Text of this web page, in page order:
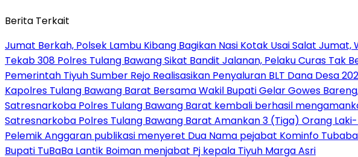
Berita Terkait
Jumat Berkah, Polsek Lambu Kibang Bagikan Nasi Kotak Usai Salat
Tekab 308 Polres Tulang Bawang Sikat Bandit Jalanan, Pelaku Curas Tak
Pemerintah Tiyuh Sumber Rejo Realisasikan Penyaluran BLT Dana Desa
Kapolres Tulang Bawang Barat Bersama Wakil Bupati Gelar Gowes
Satresnarkoba Polres Tulang Bawang Barat kembali berhasil
Satresnarkoba Polres Tulang Bawang Barat Amankan 3 (Tiga) Orang
Pelemik Anggaran publikasi menyeret Dua Nama pejabat Kominfo
Bupati TuBaBa Lantik Boiman menjabat Pj kepala Tiyuh Marga Asri